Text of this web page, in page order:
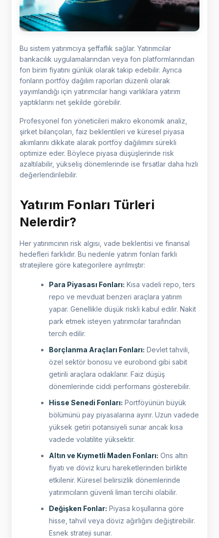
Bu sistem yatırımcıya şeffaflık sağlar. Yatırımcılar
bankacılık uygulamalarından veya fon platformlarından
fon birim fiyatını günlük olarak takip edebilir. Ayrıca
fonların portföy dağılım raporları düzenli olarak
yayımlandığı için yatırımcılar hangi varlıklara yatırım
yaptıklarını net şekilde görebilir.
Profesyonel fon yöneticileri makro ekonomik analiz,
şirket bilançoları, faiz beklentileri ve küresel piyasa
akımlarını dikkate alarak portföy dağılımını sürekli
optimize eder. Böylece piyasa düşüşlerinde risk
azaltılabilir, yükseliş dönemlerinde ise fırsatlar daha hızlı
değerlendirilebilir.
Yatırım Fonları Türleri
Nelerdir?
Her yatırımcının risk algısı, vade beklentisi ve finansal
hedefleri farklıdır. Bu nedenle yatırım fonları farklı
stratejilere göre kategorilere ayrılmıştır:
Para Piyasası Fonları: Kısa vadeli repo, ters
repo ve mevduat benzeri araçlara yatırım
yapar. Genellikle düşük riskli kabul edilir. Nakit
park etmek isteyen yatırımcılar tarafından
tercih edilir.
Borçlanma Araçları Fonları: Devlet tahvili,
özel sektör bonosu ve eurobond gibi sabit
getirili araçlara odaklanır. Faiz düşüş
dönemlerinde ciddi performans gösterebilir.
Hisse Senedi Fonları: Portföyünün büyük
bölümünü pay piyasalarına ayırır. Uzun vadede
yüksek getiri potansiyeli sunar ancak kısa
vadede volatilite yüksektir.
Altın ve Kıymetli Maden Fonları: Ons altın
fiyatı ve döviz kuru hareketlerinden birlikte
etkilenir. Küresel belirsizlik dönemlerinde
yatırımcıların güvenli liman tercihi olabilir.
Değişken Fonlar: Piyasa koşullarına göre
hisse, tahvil veya döviz ağırlığını değiştirebilir.
Esnek strateji sunar.